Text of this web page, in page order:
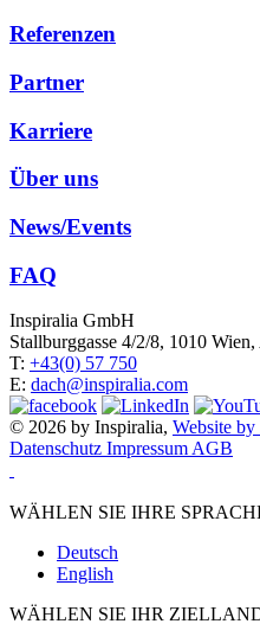
Referenzen
Partner
Karriere
Über uns
News/Events
FAQ
Inspiralia GmbH
Stallburggasse 4/2/8, 1010
T: +43(0) 57 750
E: dach@inspiralia.com
© 2026 by Inspiralia, Website
Datenschutz ImpressumAGB
WÄHLEN SIE IHRE
Deutsch
English
WÄHLEN SIE IHR